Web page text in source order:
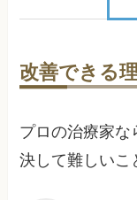
改善できる
プロの治療家な
決して難しいこ